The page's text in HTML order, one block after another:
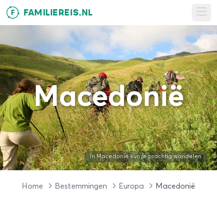
F FAMILIEREIS.NL
Macedonië
In Macedonie kun je prachtig wandelen
Home Bestemmingen Europa Macedonië